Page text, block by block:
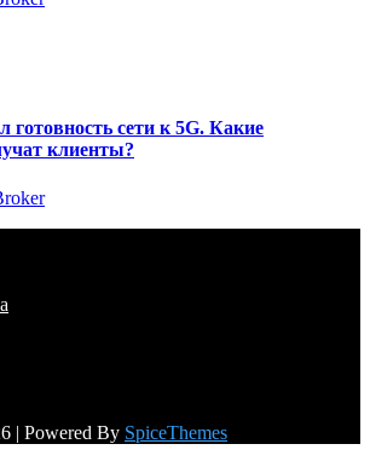
готовность сети к 5G. Какие
клиенты?
| Powered By SpiceThemes